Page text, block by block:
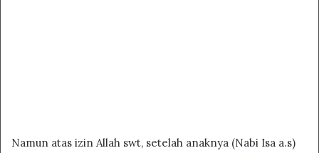
Namun atas izin Allah swt, setelah anaknya (Nabi Isa a.s)